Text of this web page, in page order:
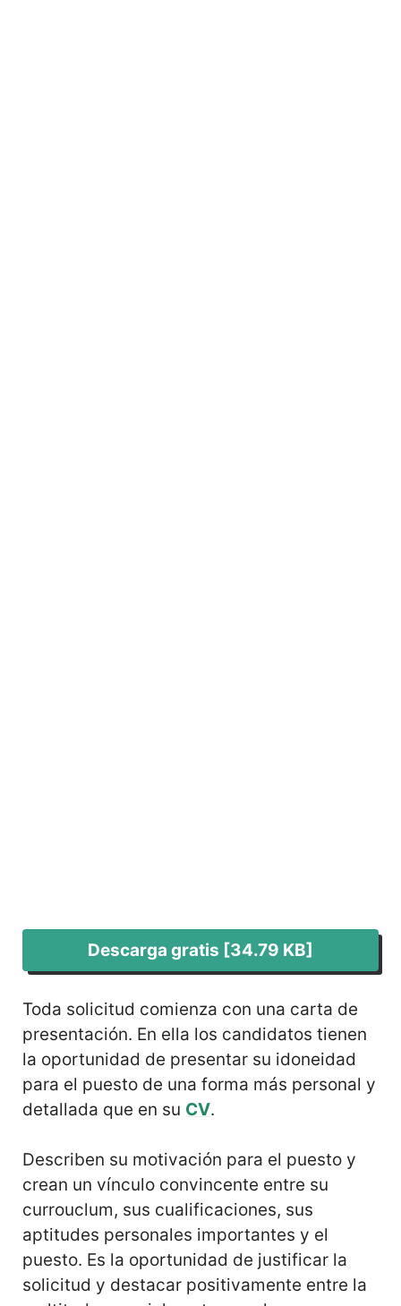
Descarga gratis [34.79 KB]
Toda solicitud comienza con una carta de
presentación. En ella los candidatos tienen
la oportunidad de presentar su idoneidad
para el puesto de una forma más personal y
detallada que en su CV.
Describen su motivación para el puesto y
crean un vínculo convincente entre su
currouclum, sus cualificaciones, sus
aptitudes personales importantes y el
puesto. Es la oportunidad de justificar la
solicitud y destacar positivamente entre la